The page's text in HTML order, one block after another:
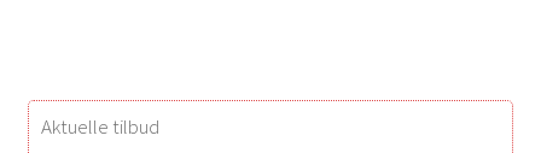
Aktuelle tilbud